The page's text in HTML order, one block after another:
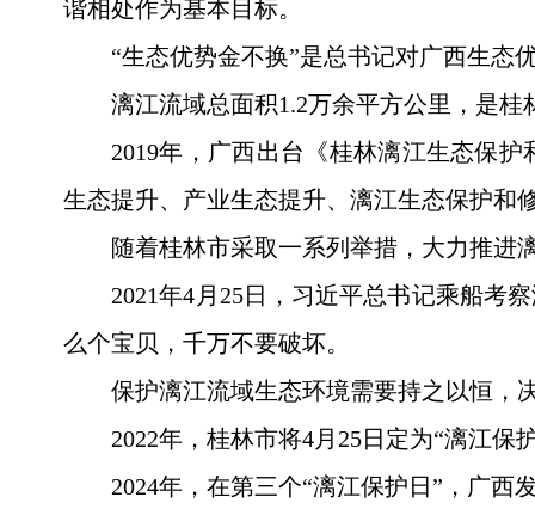
谐相处作为基本目标。
“生态优势金不换”是总书记对广西生态
漓江流域总面积1.2万余平方公里，是
2019年，广西出台《桂林漓江生态保
生态提升、产业生态提升、漓江生态保护和
随着桂林市采取一系列举措，大力推进
2021年4月25日，习近平总书记乘船考
么个宝贝，千万不要破坏。
保护漓江流域生态环境需要持之以恒，
2022年，桂林市将4月25日定为“漓江
2024年，在第三个“漓江保护日”，广西